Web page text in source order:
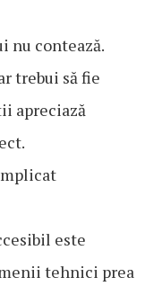
nu contează.
trebui să fie
apreciază
este
tehnici prea